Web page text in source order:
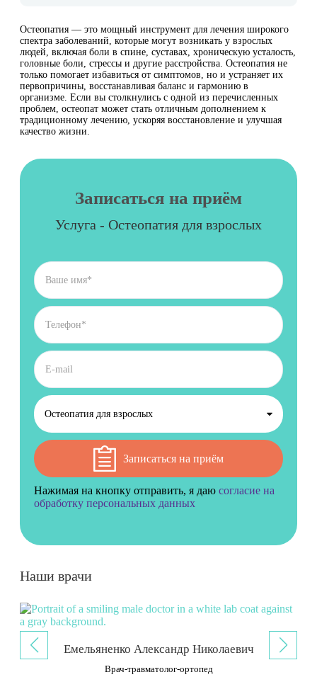
Остеопатия — это мощный инструмент для лечения широкого
спектра заболеваний, которые могут возникать у взрослых
людей, включая боли в спине, суставах, хроническую усталость,
головные боли, стрессы и другие расстройства. Остеопатия не
только помогает избавиться от симптомов, но и устраняет их
первопричины, восстанавливая баланс и гармонию в
организме. Если вы столкнулись с одной из перечисленных
проблем, остеопат может стать отличным дополнением к
традиционному лечению, ускоряя восстановление и улучшая
качество жизни.
Записаться на приём
Услуга - Остеопатия для взрослых
Записаться на приём
Нажимая на кнопку отправить, я даю согласие на
обработку персональных данных
Наши врачи
Емельяненко Александр Николаевич
Врач-травматолог-ортопед